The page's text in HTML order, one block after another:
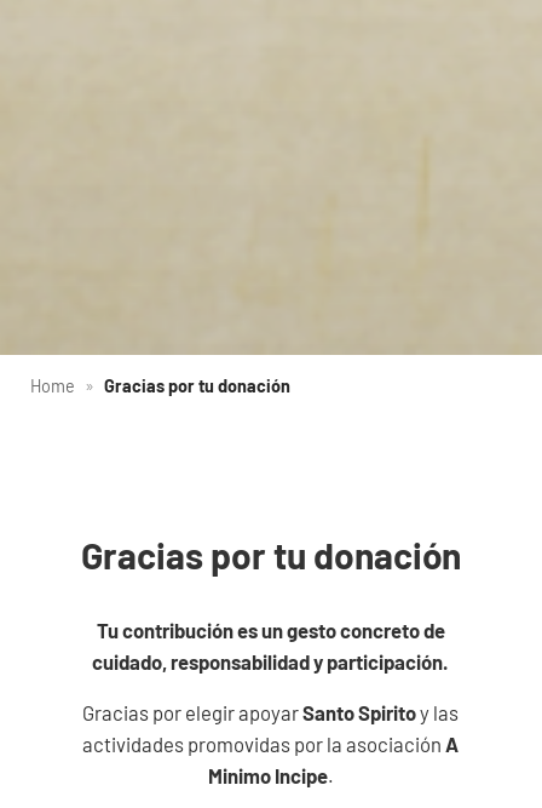
Home » Gracias por tu donación
Gracias por tu donación
Tu contribución es un gesto concreto de
cuidado, responsabilidad y participación.
Gracias por elegir apoyarSanto Spiritoy las
actividades promovidas por la asociaciónA
Minimo Incipe.